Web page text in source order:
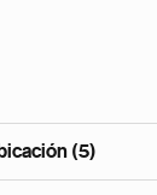
(5)